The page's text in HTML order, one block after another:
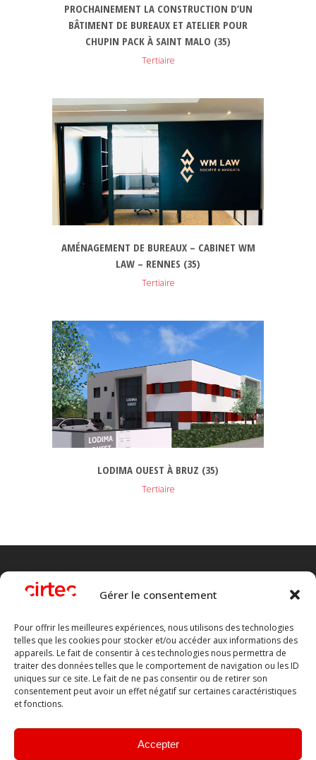
Gérer le consentement
Pour offrir les meilleures expériences, nous utilisons des technologies
telles que les cookies pour stocker et/ou accéder aux informations des
appareils. Le fait de consentir à ces technologies nous permettra de
traiter des données telles que le comportement de navigation ou les ID
uniques sur ce site. Le fait de ne pas consentir ou de retirer son
consentement peut avoir un effet négatif sur certaines caractéristiques
et fonctions.
Accepter
PROCHAINEMENT LA CONSTRUCTION D’UN
BÂTIMENT DE BUREAUX ET ATELIER POUR
CHUPIN PACK À SAINT MALO (35)
Tertiaire
AMÉNAGEMENT DE BUREAUX – CABINET WM
LAW – RENNES (35)
Tertiaire
LODIMA OUEST À BRUZ (35)
Tertiaire
CIRTEC est un cabinet de maîtrise d’oeuvre et d’ingénierie de la
construction.